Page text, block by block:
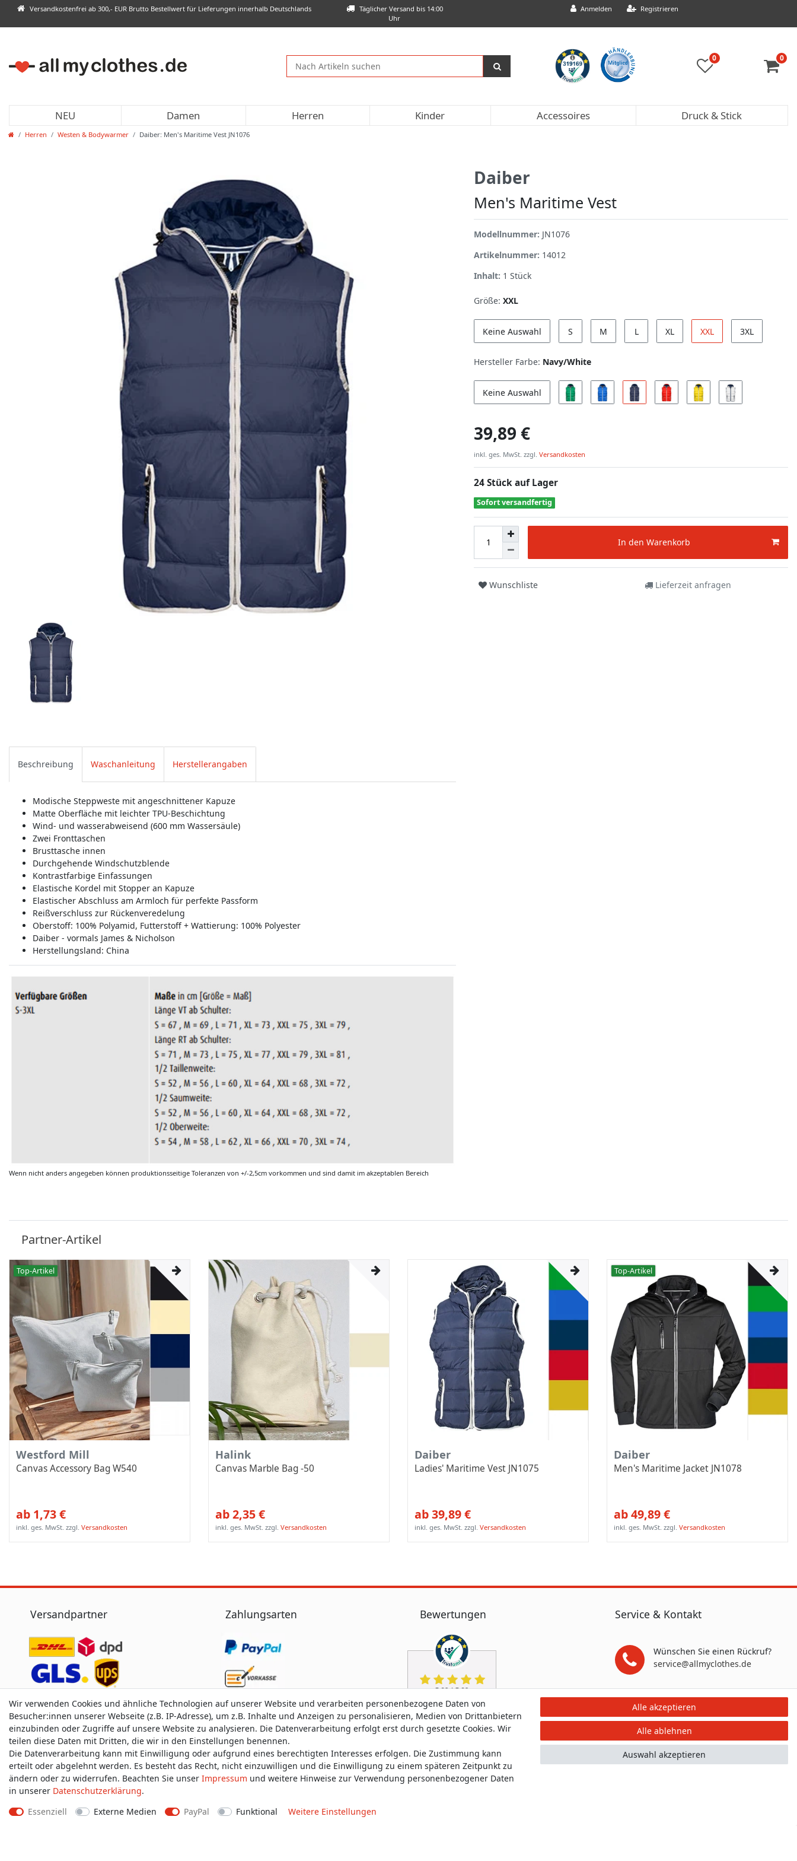
Anmelden Registrieren
Täglicher Versand bis 14:00
Uhr
Versandkostenfrei ab 300,- EUR Brutto Bestellwert für Lieferungen innerhalb Deutschlands
0 0
NEU Damen Herren Kinder Accessoires Druck & Stick
Herren Westen & Bodywarmer Daiber: Men's Maritime Vest JN1076
Daiber
Men's Maritime Vest
Modellnummer: JN1076
Artikelnummer: 14012
Inhalt: 1 Stück
Größe: XXL
Keine Auswahl S M L XL XXL 3XL
Hersteller Farbe: Navy/White
Keine Auswahl
39,89 €
inkl. ges. MwSt. zzgl. Versandkosten
24 Stück auf Lager
Sofort versandfertig
In den Warenkorb
Wunschliste Lieferzeit anfragen
Beschreibung Waschanleitung Herstellerangaben
Modische Steppweste mit angeschnittener Kapuze
Matte Oberfläche mit leichter TPU-Beschichtung
Wind- und wasserabweisend (600 mm Wassersäule)
Zwei Fronttaschen
Brusttasche innen
Durchgehende Windschutzblende
Kontrastfarbige Einfassungen
Elastische Kordel mit Stopper an Kapuze
Elastischer Abschluss am Armloch für perfekte Passform
Reißverschluss zur Rückenveredelung
Oberstoff: 100% Polyamid, Futterstoff + Wattierung: 100% Polyester
Daiber - vormals James & Nicholson
Herstellungsland: China
Wenn nicht anders angegeben können produktionsseitige Toleranzen von +/-2,5cm vorkommen und sind damit im akzeptablen Bereich
Partner-Artikel
Top-Artikel
Westford Mill
Canvas Accessory Bag W540
ab 1,73 €
inkl. ges. MwSt. zzgl.Versandkosten
Halink
Canvas Marble Bag -50
ab 2,35 €
inkl. ges. MwSt. zzgl.Versandkosten
Daiber
Ladies' Maritime Vest JN1075
ab 39,89 €
inkl. ges. MwSt. zzgl.Versandkosten
Top-Artikel
Daiber
Men's Maritime Jacket JN1078
ab 49,89 €
inkl. ges. MwSt. zzgl.Versandkosten
Versandpartner Zahlungsarten Bewertungen Service & Kontakt
Wünschen Sie einen Rückruf?
service@allmyclothes.de
Schreiben Sie uns:
service@allmyclothes.de
Impressum Daten­schutz­erklärung AGB
Wir verwenden Cookies und ähnliche Technologien auf unserer Website und verarbeiten personenbezogene Daten von
Besucher:innen unserer Webseite (z.B. IP-Adresse), um z.B. Inhalte und Anzeigen zu personalisieren, Medien von Drittanbietern
einzubinden oder Zugriffe auf unsere Website zu analysieren. Die Datenverarbeitung erfolgt erst durch gesetzte Cookies. Wir
teilen diese Daten mit Dritten, die wir in den Einstellungen benennen.
Die Datenverarbeitung kann mit Einwilligung oder aufgrund eines berechtigten Interesses erfolgen. Die Zustimmung kann
erteilt oder abgelehnt werden. Es besteht das Recht, nicht einzuwilligen und die Einwilligung zu einem späteren Zeitpunkt zu
ändern oder zu widerrufen. Beachten Sie unser Impressum und weitere Hinweise zur Verwendung personenbezogener Daten
in unserer Daten­schutz­erklärung.
Essenziell
Externe Medien PayPal Funktional Weitere Einstellungen
Alle akzeptieren
Alle ablehnen
Auswahl akzeptieren